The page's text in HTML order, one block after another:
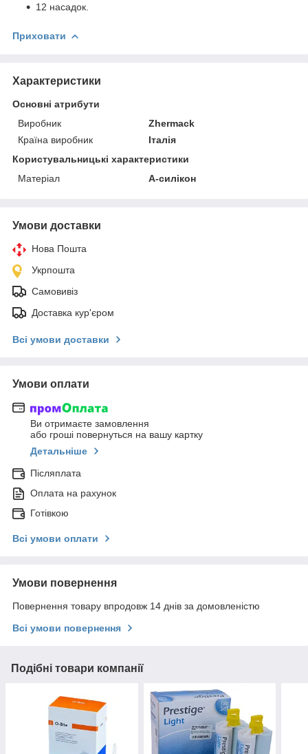
12 насадок.
Приховати
Характеристики
Основні атрибути
Виробник
Zhermack
Країна виробник
Італія
Користувальницькі характеристики
Матеріал
А-силікон
Умови доставки
Нова Пошта
Укрпошта
Самовивіз
Доставка кур'єром
Всі умови доставки
Умови оплати
Ви отримаєте замовлення
або гроші повернуться на вашу картку
Детальніше
Післяплата
Оплата на рахунок
Готівкою
Всі умови оплати
Умови повернення
Повернення товару впродовж 14 днів за домовленістю
Всі умови повернення
Подібні товари компанії